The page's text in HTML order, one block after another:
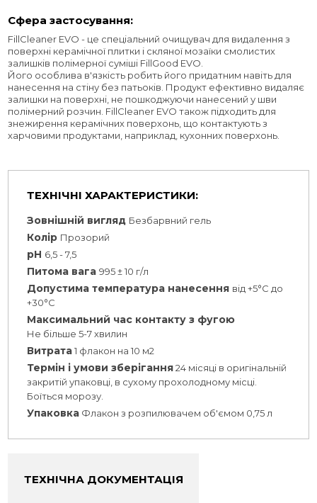
Сфера застосування:
FillCleaner EVO - це спеціальний очищувач для видалення з
поверхні керамічної плитки і скляної мозаїки смолистих
залишків полімерної суміші FillGood EVO.
Його особлива в'язкість робить його придатним навіть для
нанесення на стіну без патьоків. Продукт ефективно видаляє
залишки на поверхні, не пошкоджуючи нанесений у шви
полімерний розчин. FillCleaner EVO також підходить для
знежирення керамічних поверхонь, що контактують з
харчовими продуктами, наприклад, кухонних поверхонь.
ТЕХНІЧНІ ХАРАКТЕРИСТИКИ:
Зовнішній вигляд Безбарвний гель
Колір Прозорий
pH 6,5 - 7,5
Питома вага995 ± 10 г/л
Допустима температура нанесення від +5°C до
+30°C
Максимальний час контакту з фугою
Не більше 5-7 хвилин
Витрата1 флакон на 10 м2
Термін і умови зберігання24 місяці в оригінальній
закритій упаковці, в сухому прохолодному місці.
Боїться морозу.
Упаковка Флакон з розпилювачем об'ємом 0,75 л
ТЕХНІЧНА ДОКУМЕНТАЦІЯ